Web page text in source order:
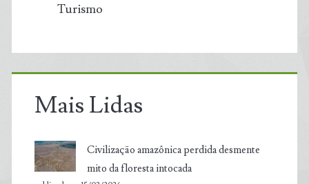
Turismo
Mais Lidas
Civilização amazônica perdida desmente
mito da floresta intocada